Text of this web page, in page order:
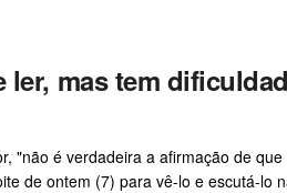
ler, mas tem
"não é verdadeira a afirmação de
de ontem (7) para vê-lo e escutá-lo